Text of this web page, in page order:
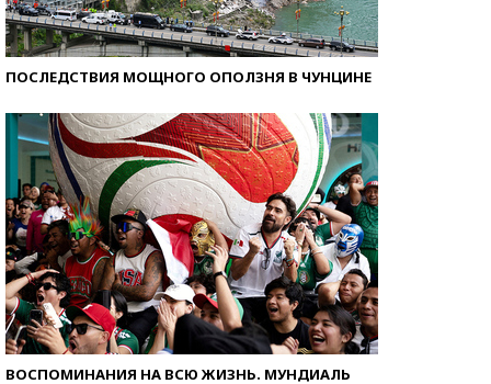
ПОСЛЕДСТВИЯ МОЩНОГО ОПОЛЗНЯ В ЧУНЦИНЕ
ВОСПОМИНАНИЯ НА ВСЮ ЖИЗНЬ. МУНДИАЛЬ